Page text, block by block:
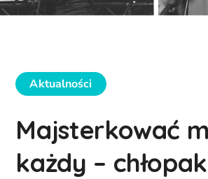
Aktualności
Majsterkować
każdy –